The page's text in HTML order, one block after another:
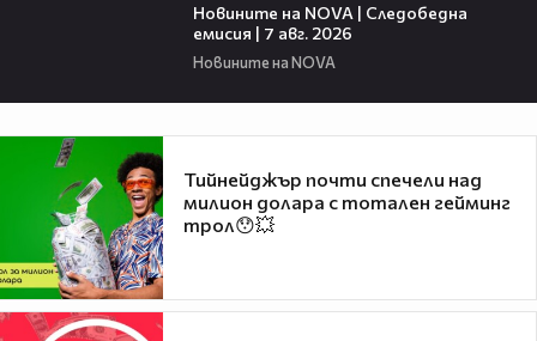
Новините на NOVA | Следобедна
емисия | 7 авг. 2026
Новините на NOVA
Тийнейджър почти спечели над
милион долара с тотален гейминг
трол😯💥